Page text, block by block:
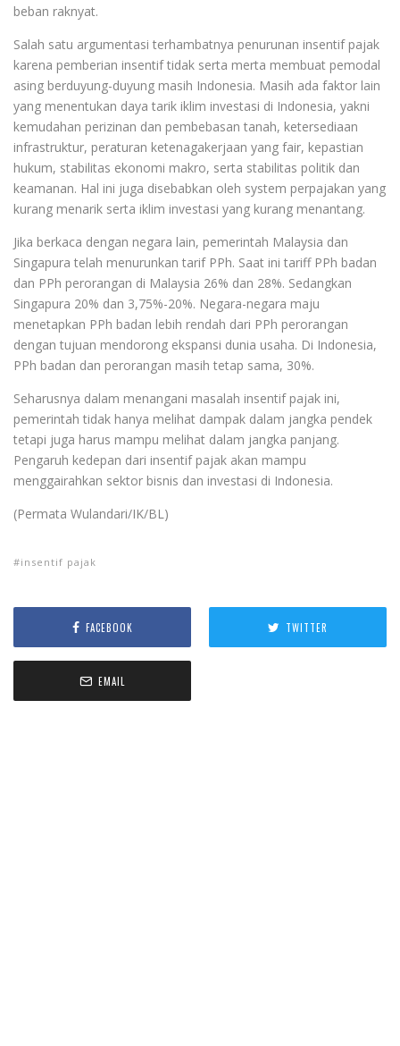
beban raknyat.
Salah satu argumentasi terhambatnya penurunan insentif pajak
karena pemberian insentif tidak serta merta membuat pemodal
asing berduyung-duyung masih Indonesia. Masih ada faktor lain
yang menentukan daya tarik iklim investasi di Indonesia, yakni
kemudahan perizinan dan pembebasan tanah, ketersediaan
infrastruktur, peraturan ketenagakerjaan yang fair, kepastian
hukum, stabilitas ekonomi makro, serta stabilitas politik dan
keamanan. Hal ini juga disebabkan oleh system perpajakan yang
kurang menarik serta iklim investasi yang kurang menantang.
Jika berkaca dengan negara lain, pemerintah Malaysia dan
Singapura telah menurunkan tarif PPh. Saat ini tariff PPh badan
dan PPh perorangan di Malaysia 26% dan 28%. Sedangkan
Singapura 20% dan 3,75%-20%. Negara-negara maju
menetapkan PPh badan lebih rendah dari PPh perorangan
dengan tujuan mendorong ekspansi dunia usaha. Di Indonesia,
PPh badan dan perorangan masih tetap sama, 30%.
Seharusnya dalam menangani masalah insentif pajak ini,
pemerintah tidak hanya melihat dampak dalam jangka pendek
tetapi juga harus mampu melihat dalam jangka panjang.
Pengaruh kedepan dari insentif pajak akan mampu
menggairahkan sektor bisnis dan investasi di Indonesia.
(Permata Wulandari/IK/BL)
insentif pajak
FACEBOOK TWITTER
EMAIL